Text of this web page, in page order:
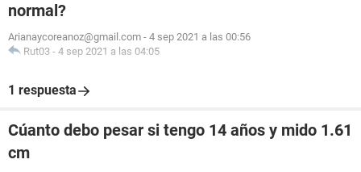
normal?
Arianaycoreanoz@gmail.com - 4 sep 2021 a las 00:56
Rut03 - 4 sep 2021 a las 04:05
1 respuesta
Cúanto debo pesar si tengo 14 años y mido 1.61
cm